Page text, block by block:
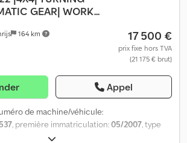
164 km
GEAR| WORK...
17 500 €
prix fixe hors TVA
(21 175 € brut)
Appel
de machine/véhicule:
, première immatriculation:05/2007, type
diesel